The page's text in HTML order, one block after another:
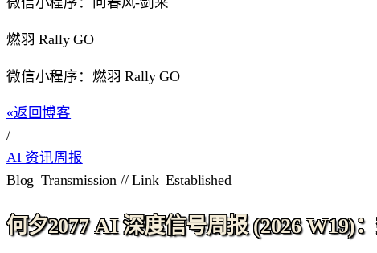
燃羽 Rally GO
微信小程序：燃羽 Rally GO
«返回博客
/
AI 资讯周报
Blog_Transmission // Link_Established
何夕2077 AI 深度信号周报 (2026 W19)